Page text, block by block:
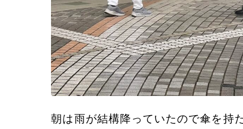
朝は雨が結構降っていたので傘を持